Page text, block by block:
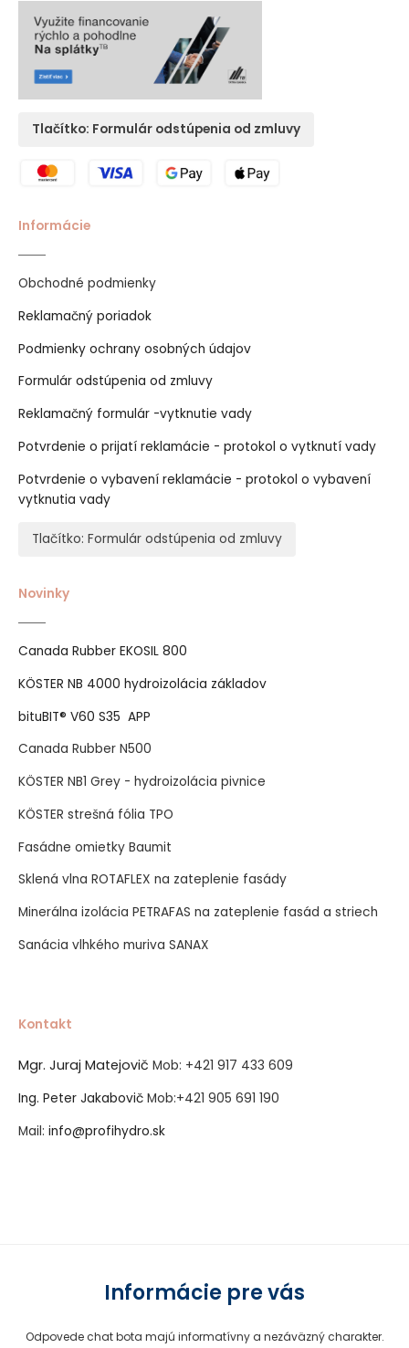
Tlačítko: Formulár odstúpenia od zmluvy
Informácie
Obchodné podmienky
Reklamačný poriadok
Podmienky ochrany osobných údajov
Formulár odstúpenia od zmluvy
Reklamačný formulár -vytknutie vady
Potvrdenie o prijatí reklamácie - protokol o vytknutí vady
Potvrdenie o vybavení reklamácie - protokol o vybavení
vytknutia vady
Tlačítko: Formulár odstúpenia od zmluvy
Novinky
Canada Rubber EKOSIL 800
KÖSTER NB 4000 hydroizolácia základov
bituBIT® V60 S35 APP
Canada Rubber N500
KÖSTER NB1 Grey - hydroizolácia pivnice
KÖSTER strešná fólia TPO
Fasádne omietky Baumit
Sklená vlna ROTAFLEX na zateplenie fasády
Minerálna izolácia PETRAFAS na zateplenie fasád a striech
Sanácia vlhkého muriva SANAX
Kontakt
Mgr. Juraj Matejovič Mob: +421 917 433 609
Ing. Peter Jakabovič Mob:+421 905 691 190
Mail: info@profihydro.sk
Informácie pre vás
Odpovede chat bota majú informatívny a nezáväzný charakter.